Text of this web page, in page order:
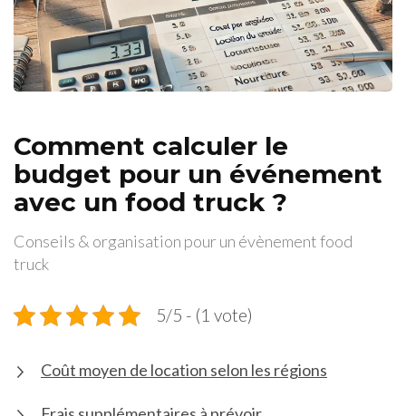
Comment calculer le
budget pour un événement
avec un food truck ?
Conseils & organisation pour un évènement food
truck
5/5 - (1 vote)
Coût moyen de location selon les régions